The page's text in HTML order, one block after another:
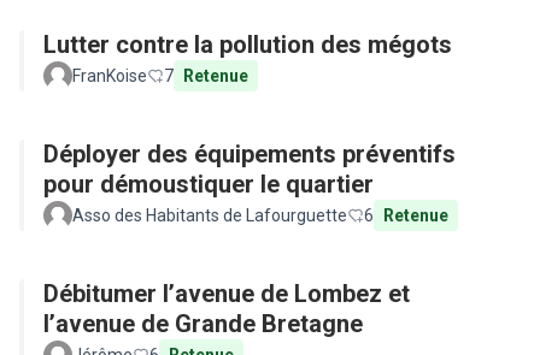
Lutter contre la pollution des mégots
FranKoise 7 Retenue
Déployer des équipements préventifs
pour démoustiquer le quartier
Asso des Habitants de Lafourguette 6 Retenue
Débitumer l’avenue de Lombez et
l’avenue de Grande Bretagne